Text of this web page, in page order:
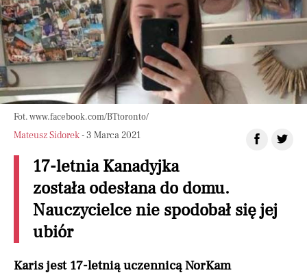
Fot. www.facebook.com/BTtoronto/
Mateusz Sidorek- 3 Marca 2021
17-letnia Kanadyjka
została odesłana do domu.
Nauczycielce nie spodobał się jej
ubiór
Karis jest 17-letnią uczennicą NorKam